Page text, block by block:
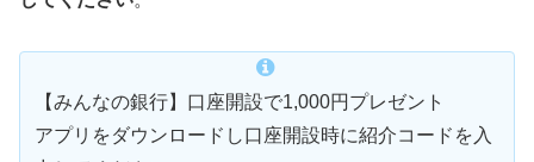
【みんなの銀行】口座開設で1,000円プレゼント
アプリをダウンロードし口座開設時に紹介コードを入